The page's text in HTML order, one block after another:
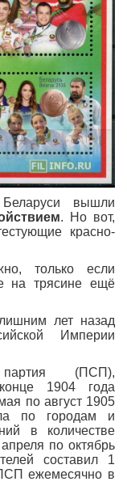
вышли
. Но вот,
красно-
только если
на трясине ещё
лет назад
Империи
партия (ПСП),
1904 года
по август 1905
по городам и
в количестве
по октябрь
составил 1
ежемесячно в